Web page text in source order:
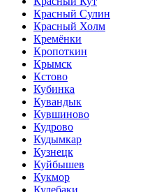
Красный Сулин
Красный Холм
Кремёнки
Кропоткин
Крымск
Кстово
Кубинка
Кувандык
Кувшиново
Кудрово
Кудымкар
Кузнецк
Куйбышев
Кукмор
Кулебаки